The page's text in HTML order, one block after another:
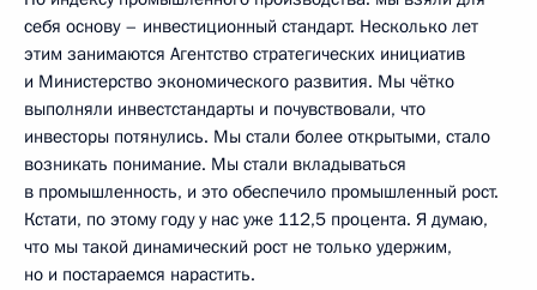
себя основу – инвестиционный стандарт. Несколько лет
этим занимаются Агентство стратегических инициатив
и Министерство экономического развития. Мы чётко
выполняли инвестстандарты и почувствовали, что
инвесторы потянулись. Мы стали более открытыми, стало
возникать понимание. Мы стали вкладываться
в промышленность, и это обеспечило промышленный рост.
Кстати, по этому году у нас уже 112,5 процента. Я думаю,
что мы такой динамический рост не только удержим,
но и постараемся нарастить.